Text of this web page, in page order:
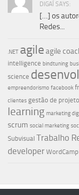
DIGAÍ SAYS:
[…] os
Redes...
.NET agile agile
intelligence bindtuning
science
empreendorismo facebook
clientes gestão de
learning marketing
scrum social marketing
Subvisual Trabalho
developer WordCamp